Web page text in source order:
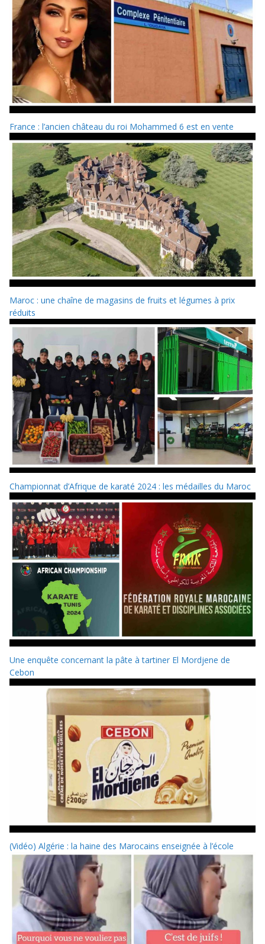
France : l’ancien château du roi Mohammed 6 est en vente
Maroc : une chaîne de magasins de fruits et légumes à prix
réduits
Championnat d’Afrique de karaté 2024 : les médailles du Maroc
Une enquête concernant la pâte à tartiner El Mordjene de
Cebon
(Vidéo) Algérie : la haine des Marocains enseignée à l’école